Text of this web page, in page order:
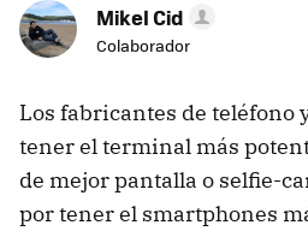
Mikel Cid
Colaborador
Los fabricantes de teléfono
tener el terminal más
de mejor pantalla o selfie-
por tener el smartphones